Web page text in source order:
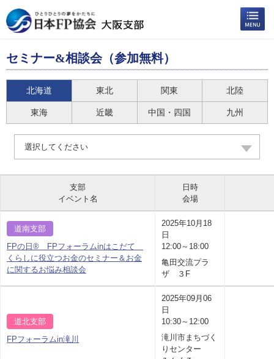
セミナー&相談会（参加無料）
北海道 東北 関東 北陸
東海 近畿 中国・四国 九州
選択してください
支部
イベント名
日時
会場
道南支部
FPの日® FPフォーラムinはこだて
くらしに役立つお金のセミナー＆お金
に関するお悩み相談会
2025年10月18
日
12:00～18:00
亀田交流プラ
ザ ３F
道北支部
FPフォーラムin滝川
2025年09月06
日
10:30～12:00
滝川市まちづく
りセンター